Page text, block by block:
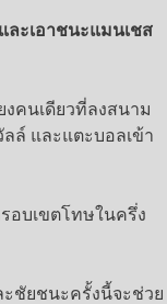
ละเอาชนะแมนเชส
งคนเดียวที่ลงสนาม
ล์ และแตะบอลเข้า
อบเขตโทษในครึ่ง
ชัยชนะครั้งนี้จะช่วย